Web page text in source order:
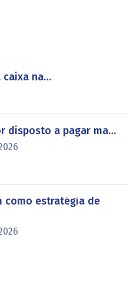
caixa na…
disposto a pagar ma…
como estratégia de